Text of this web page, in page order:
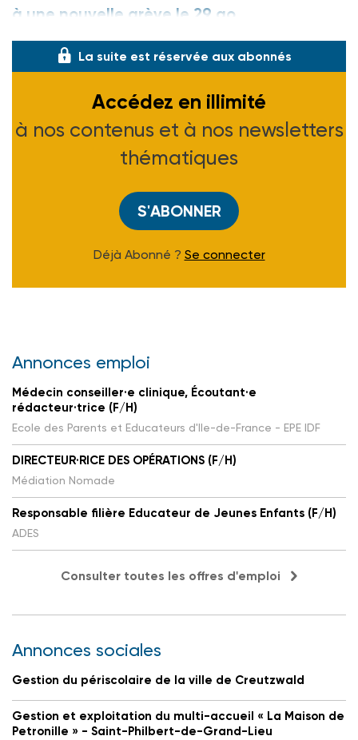
à une nouvelle grève le 29 ao
La suite est réservée aux abonnés
Accédez en illimité
à nos contenus et à nos newsletters
thématiques
S'ABONNER
Déjà Abonné ? Se connecter
Annonces emploi
Médecin conseiller·e clinique, Écoutant·e
rédacteur·trice (F/H)
Ecole des Parents et Educateurs d'Ile-de-France - EPE IDF
DIRECTEUR·RICE DES OPÉRATIONS (F/H)
Médiation Nomade
Responsable filière Educateur de Jeunes Enfants (F/H)
ADES
Consulter toutes les offres d'emploi
Annonces sociales
Gestion du périscolaire de la ville de Creutzwald
Gestion et exploitation du multi-accueil « La Maison de
Petronille » - Saint-Philbert-de-Grand-Lieu